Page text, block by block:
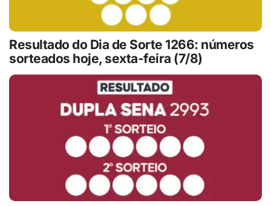
Resultado do Dia de Sorte 1266: números
sorteados hoje, sexta-feira (7/8)